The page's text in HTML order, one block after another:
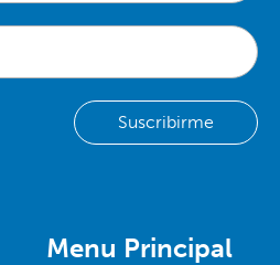
Menu Principal